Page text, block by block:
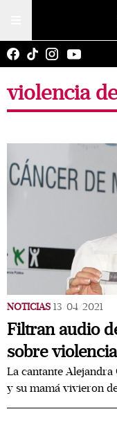
violencia
NOTICIAS 13/04/2021
Filtran audio
sobre
La cantante
y su mamá vivieron